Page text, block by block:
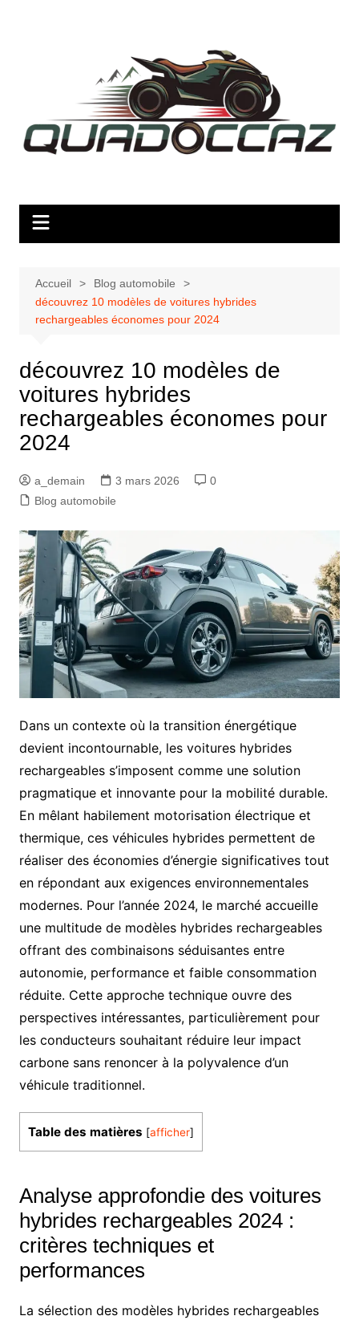
Accueil
Blog automobile
découvrez 10 modèles de voitures hybrides
rechargeables économes pour 2024
découvrez 10 modèles de
voitures hybrides
rechargeables économes pour
2024
a_demain 3 mars 2026
0
Blog automobile
Dans un contexte où la transition énergétique
devient incontournable, les voitures hybrides
rechargeables s’imposent comme une solution
pragmatique et innovante pour la mobilité durable.
En mêlant habilement motorisation électrique et
thermique, ces véhicules hybrides permettent de
réaliser des économies d’énergie significatives tout
en répondant aux exigences environnementales
modernes. Pour l’année 2024, le marché accueille
une multitude de modèles hybrides rechargeables
offrant des combinaisons séduisantes entre
autonomie, performance et faible consommation
réduite. Cette approche technique ouvre des
perspectives intéressantes, particulièrement pour
les conducteurs souhaitant réduire leur impact
carbone sans renoncer à la polyvalence d’un
véhicule traditionnel.
Table des matières [afficher]
Analyse approfondie des voitures
hybrides rechargeables 2024 :
critères techniques et
performances
La sélection des modèles hybrides rechargeables